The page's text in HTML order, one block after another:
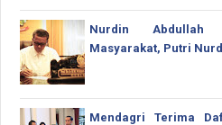
Nurdin Abdullah
Masyarakat, Putri
Mendagri Terima